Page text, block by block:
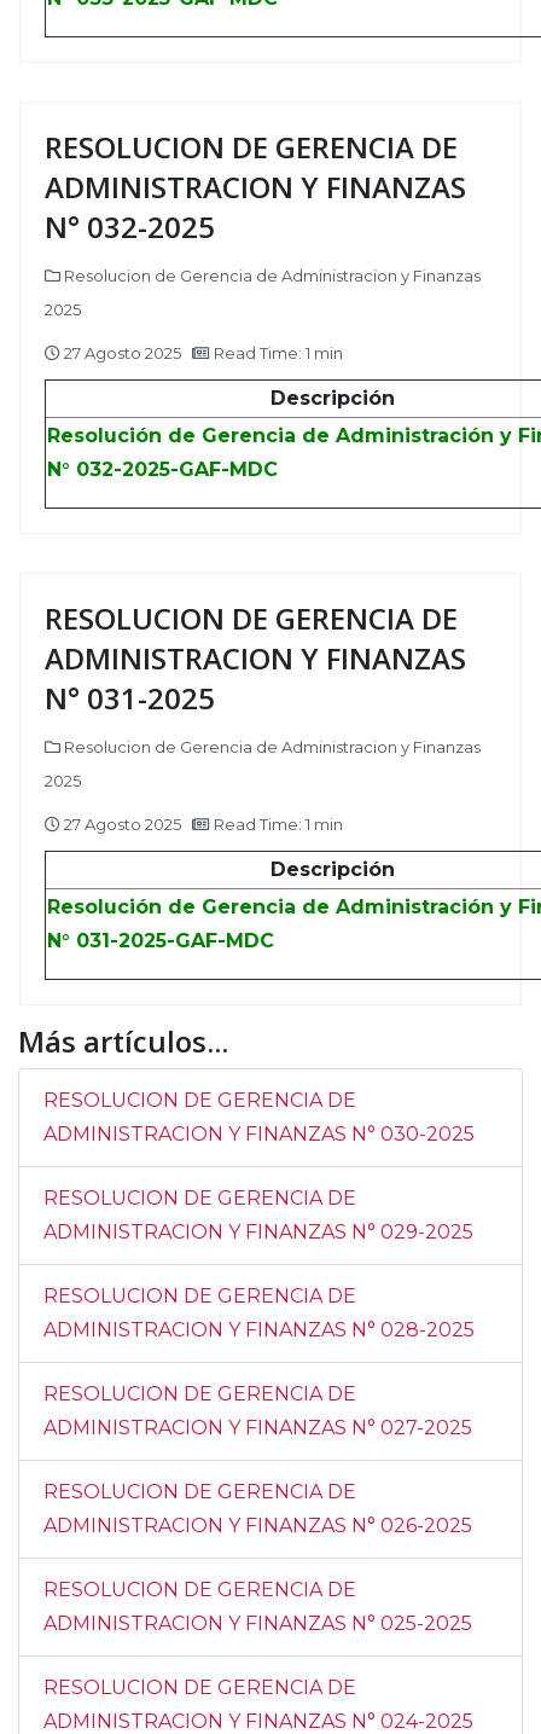
RESOLUCION DE GERENCIA DE
ADMINISTRACION Y FINANZAS
N° 032-2025
Resolucion de Gerencia de Administracion y Finanzas
2025
27 Agosto 2025 Read Time: 1 min
Descripción
Resolución de Gerencia de Administración y
N° 032-2025-GAF-MDC
RESOLUCION DE GERENCIA DE
ADMINISTRACION Y FINANZAS
N° 031-2025
Resolucion de Gerencia de Administracion y Finanzas
2025
27 Agosto 2025 Read Time: 1 min
Descripción
Resolución de Gerencia de Administración y
N° 031-2025-GAF-MDC
Más artículos...
RESOLUCION DE GERENCIA DE
ADMINISTRACION Y FINANZAS N° 030-2025
RESOLUCION DE GERENCIA DE
ADMINISTRACION Y FINANZAS N° 029-2025
RESOLUCION DE GERENCIA DE
ADMINISTRACION Y FINANZAS N° 028-2025
RESOLUCION DE GERENCIA DE
ADMINISTRACION Y FINANZAS N° 027-2025
RESOLUCION DE GERENCIA DE
ADMINISTRACION Y FINANZAS N° 026-2025
RESOLUCION DE GERENCIA DE
ADMINISTRACION Y FINANZAS N° 025-2025
RESOLUCION DE GERENCIA DE
ADMINISTRACION Y FINANZAS N° 024-2025